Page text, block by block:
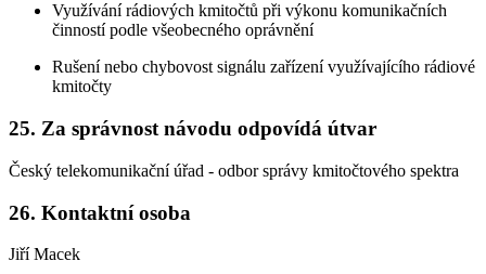
Využívání rádiových kmitočtů při výkonu komunikačních
činností podle všeobecného oprávnění
Rušení nebo chybovost signálu zařízení využívajícího rádiové
kmitočty
25. Za správnost návodu odpovídá útvar
Český telekomunikační úřad - odbor správy kmitočtového spektra
26. Kontaktní osoba
Jiří Macek